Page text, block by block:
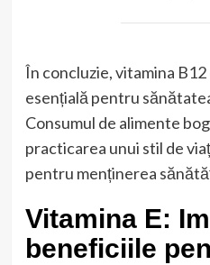
În concluzie, vitamina
esențială pentru
Consumul de alimente
practicarea unui stil de
pentru menținerea
Vitamina E:
beneficiile